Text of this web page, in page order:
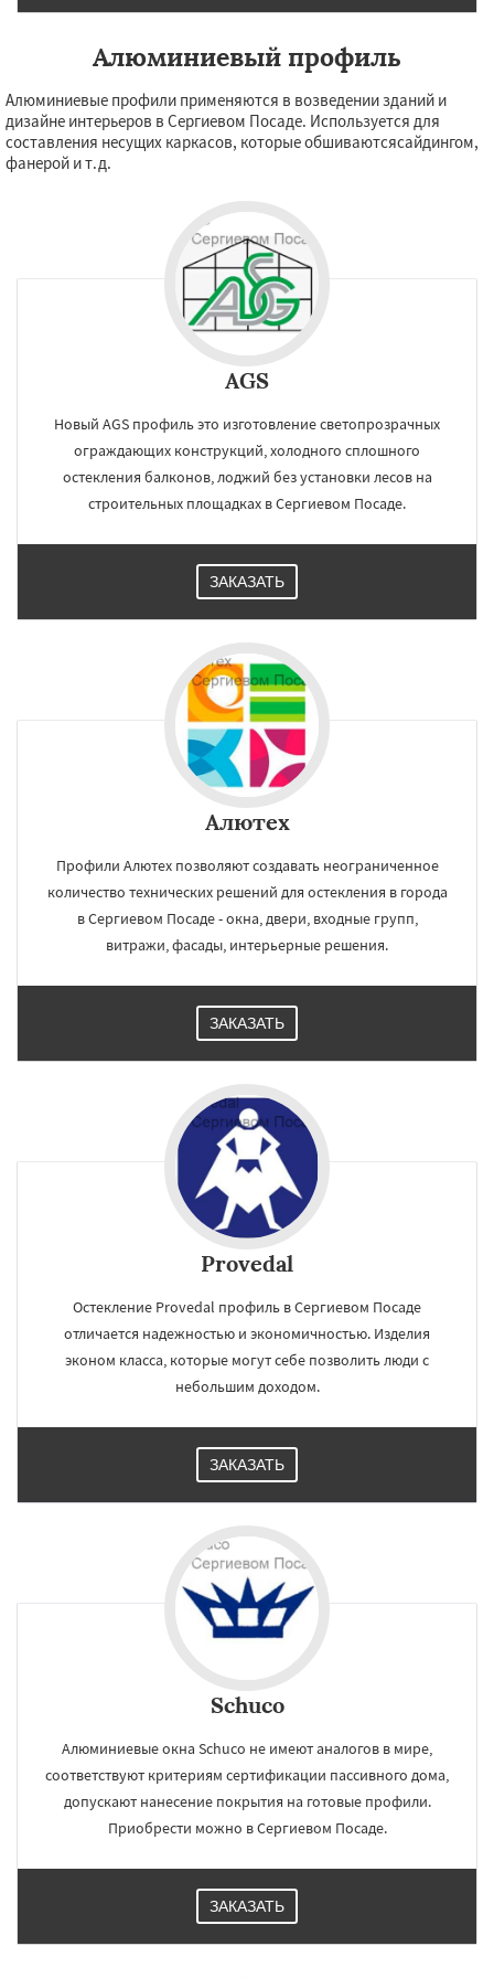
Алюминиевый профиль
Алюминиевые профили применяются в возведении зданий и
дизайне интерьеров в Сергиевом Посаде. Используется для
составления несущих каркасов, которые обшиваютсясайдингом,
фанерой и т.д.
AGS
Новый AGS профиль это изготовление светопрозрачных
ограждающих конструкций, холодного сплошного
остекления балконов, лоджий без установки лесов на
строительных площадках в Сергиевом Посаде.
ЗАКАЗАТЬ
Алютех
Профили Алютех позволяют создавать неограниченное
количество технических решений для остекления в города
в Сергиевом Посаде - окна, двери, входные групп,
витражи, фасады, интерьерные решения.
ЗАКАЗАТЬ
Provedal
Остекление Provedal профиль в Сергиевом Посаде
отличается надежностью и экономичностью. Изделия
эконом класса, которые могут себе позволить люди с
небольшим доходом.
ЗАКАЗАТЬ
Schuco
Алюминиевые окна Schuco не имеют аналогов в мире,
соответствуют критериям сертификации пассивного дома,
допускают нанесение покрытия на готовые профили.
Приобрести можно в Сергиевом Посаде.
ЗАКАЗАТЬ